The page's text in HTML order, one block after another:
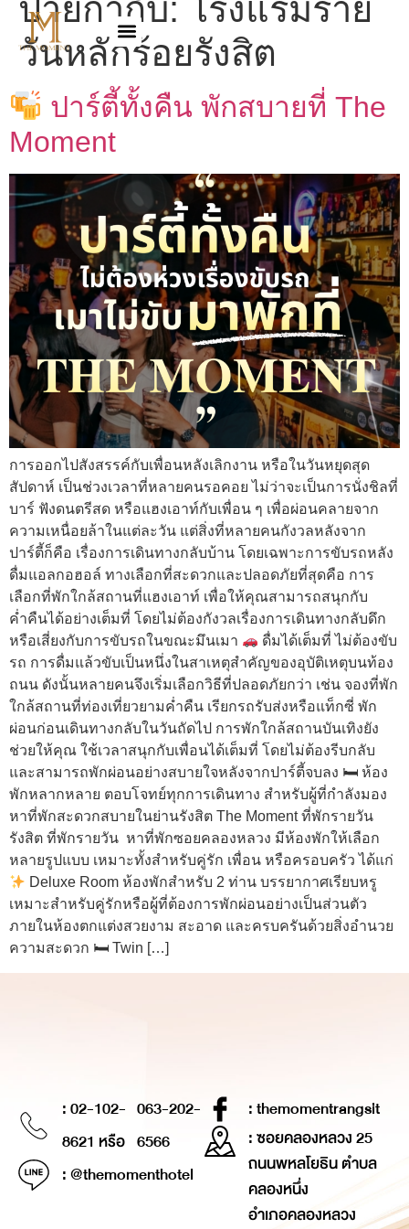
ป้ายกำกับ: โรงแรมราย
วันหลักร้อยรังสิต
ปาร์ตี้ทั้งคืน พักสบายที่ The
Moment
การออกไปสังสรรค์กับเพื่อนหลังเลิกงาน หรือในวันหยุดสุด
สัปดาห์ เป็นช่วงเวลาที่หลายคนรอคอย ไม่ว่าจะเป็นการนั่งชิลที่
บาร์ ฟังดนตรีสด หรือแฮงเอาท์กับเพื่อน ๆ เพื่อผ่อนคลายจาก
ความเหนื่อยล้าในแต่ละวัน แต่สิ่งที่หลายคนกังวลหลังจาก
ปาร์ตี้ก็คือ เรื่องการเดินทางกลับบ้าน โดยเฉพาะการขับรถหลัง
ดื่มแอลกอฮอล์ ทางเลือกที่สะดวกและปลอดภัยที่สุดคือ การ
เลือกที่พักใกล้สถานที่แฮงเอาท์ เพื่อให้คุณสามารถสนุกกับ
ค่ำคืนได้อย่างเต็มที่ โดยไม่ต้องกังวลเรื่องการเดินทางกลับดึก
หรือเสี่ยงกับการขับรถในขณะมึนเมา
ดื่มได้เต็มที่ ไม่ต้องขับ
รถ การดื่มแล้วขับเป็นหนึ่งในสาเหตุสำคัญของอุบัติเหตุบนท้อง
ถนน ดังนั้นหลายคนจึงเริ่มเลือกวิธีที่ปลอดภัยกว่า เช่น จองที่พัก
ใกล้สถานที่ท่องเที่ยวยามค่ำคืน เรียกรถรับส่งหรือแท็กซี่ พัก
ผ่อนก่อนเดินทางกลับในวันถัดไป การพักใกล้สถานบันเทิงยัง
ช่วยให้คุณ ใช้เวลาสนุกกับเพื่อนได้เต็มที่ โดยไม่ต้องรีบกลับ
และสามารถพักผ่อนอย่างสบายใจหลังจากปาร์ตี้จบลง 🛏 ห้อง
พักหลากหลาย ตอบโจทย์ทุกการเดินทาง สำหรับผู้ที่กำลังมอง
หาที่พักสะดวกสบายในย่านรังสิต The Moment ที่พักรายวัน
รังสิต ที่พักรายวัน หาที่พักซอยคลองหลวง มีห้องพักให้เลือก
หลายรูปแบบ เหมาะทั้งสำหรับคู่รัก เพื่อน หรือครอบครัว ได้แก่
Deluxe Room ห้องพักสำหรับ 2 ท่าน บรรยากาศเรียบหรู
เหมาะสำหรับคู่รักหรือผู้ที่ต้องการพักผ่อนอย่างเป็นส่วนตัว
ภายในห้องตกแต่งสวยงาม สะอาด และครบครันด้วยสิ่งอำนวย
ความสะดวก 🛏 Twin […]
: 02-102-
8621 หรือ
063-202-
6566
: @themomenthotel
: themomentrangsit
: ซอยคลองหลวง 25
ถนนพหลโยธิน ตำบล
คลองหนึ่ง
อำเภอคลองหลวง